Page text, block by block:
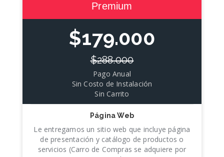
Premium
$179.000
$288.000
Pago Anual
Sin Costo de Instalación
Sin Carrito
Página Web
Le entregamos un sitio web que incluye página
de presentación y catálogo de productos o
servicios (Carro de Compras se adquiere por